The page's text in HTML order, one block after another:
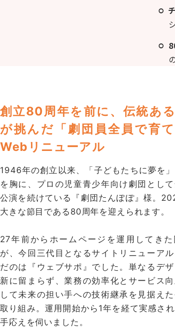
創立80周年を前に、伝統あ
が挑んだ「劇団員全員で育て
Webリニューアル
1946年の創立以来、「子どもたちに夢を
を胸に、プロの児童青少年向け劇団とし
公演を続けている『劇団たんぽぽ』様。
大きな節目である80周年を迎えられます。
27年前からホームページを運用してきた
が、今回三代目となるサイトリニューア
だのは『ウェブサポ』でした。単なるデザ
新に留まらず、業務の効率化とサービス
して未来の担い手への技術継承を見据え
取り組み。運用開始から1年を経て実感さ
手応えを伺いました。